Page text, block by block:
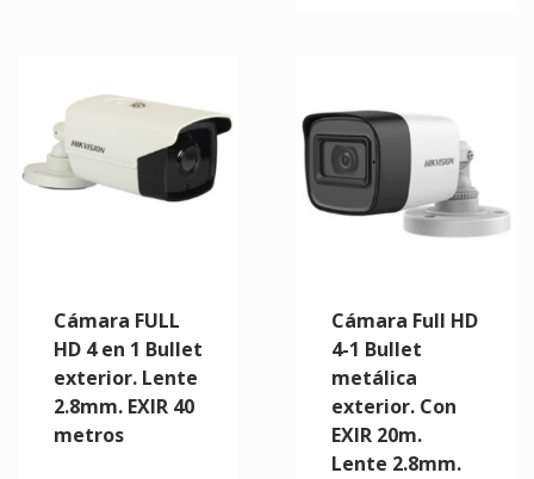
Cámara FULL
HD 4 en 1 Bullet
exterior. Lente
2.8mm. EXIR 40
metros
Cámara Full HD
4-1 Bullet
metálica
exterior. Con
EXIR 20m.
Lente 2.8mm.